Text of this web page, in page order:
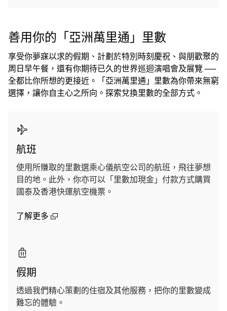
善用你的「亞洲萬里通」里數
享受你夢寐以求的假期、計劃於特別時刻慶祝、與朋歡聚的
周日早午餐，還有你期待已久的世界巡迴演唱會及展覽 ──
全都比你所想的更接近。「亞洲萬里通」里數為你帶來無窮
選擇，讓你自主心之所向。探索兌換里數的全部方式。
航班
使用所賺取的里數選乘心儀航空公司的航班，飛往夢想
目的地。此外，你亦可以「里數加現金」付款方式購買
國泰及香港快運航空機票。
了解更多 (open in a new window)
假期
透過我們精心策劃的住宿及其他服務，把你的里數變成
難忘的體驗。